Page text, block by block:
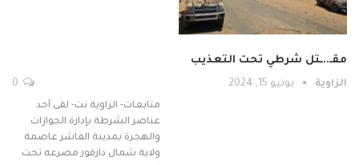
مقـ..ـتل شرطي تحت التعذيب
الزاوية يونيو 15, 2024
متابعات- الزاوية نت- لقى أحد
عناصر الشرطة بإدارة الجوازات
والهجرة بمدينة الفاشر عاصمة
ولاية شمال دارفور مصرعه تحت